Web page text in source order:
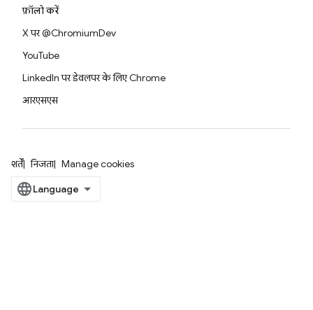
फ़ॉलो करें
X पर @ChromiumDev
YouTube
LinkedIn पर डेवलपर के लिए Chrome
आरएसएस
शर्तें निजता Manage cookies